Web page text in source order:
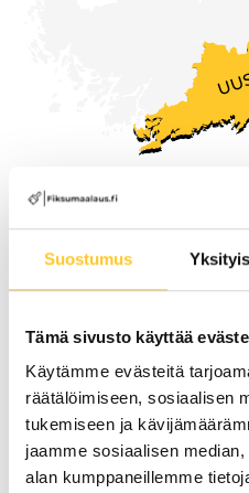
Suostumus
Tämä sivusto käyttää
Käytämme evästeitä
räätälöimiseen, sosiaalisen
tukemiseen ja
jaamme sosiaalisen
alan kumppaneillemme
Rajaukset (pääty- ja
maalataan pensselillä.
Pinnoite ohennetaan
Loppusiivous.
Lopputarkastus
Kohteen luovutus
Pyydä tarjous